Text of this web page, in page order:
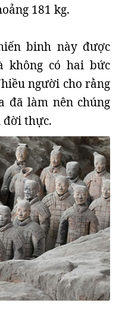
181 kg.
binh này được
không có hai bức
người cho rằng
đã làm nên chúng
đời thực.